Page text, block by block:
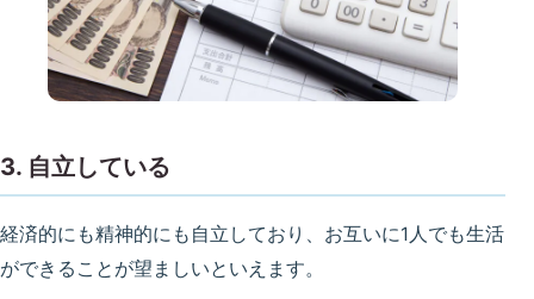
3. 自立している
経済的にも精神的にも自立しており、お互いに1人でも生活
ができることが望ましいといえます。